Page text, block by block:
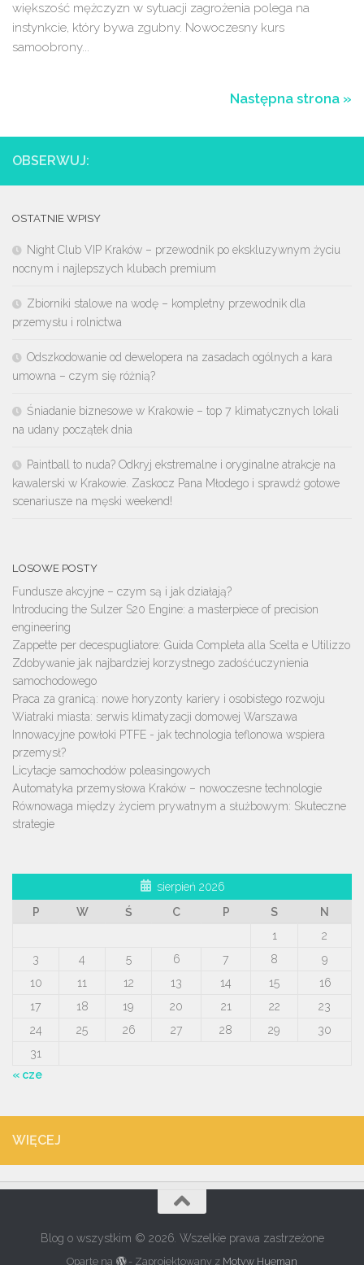
większość mężczyzn w sytuacji zagrożenia polega na
instynkcie, który bywa zgubny. Nowoczesny kurs
samoobrony...
Następna strona »
OBSERWUJ:
OSTATNIE WPISY
Night Club VIP Kraków – przewodnik po ekskluzywnym życiu
nocnym i najlepszych klubach premium
Zbiorniki stalowe na wodę – kompletny przewodnik dla
przemysłu i rolnictwa
Odszkodowanie od dewelopera na zasadach ogólnych a kara
umowna – czym się różnią?
Śniadanie biznesowe w Krakowie – top 7 klimatycznych lokali
na udany początek dnia
Paintball to nuda? Odkryj ekstremalne i oryginalne atrakcje na
kawalerski w Krakowie. Zaskocz Pana Młodego i sprawdź gotowe
scenariusze na męski weekend!
LOSOWE POSTY
Fundusze akcyjne – czym są i jak działają?
Introducing the Sulzer S20 Engine: a masterpiece of precision
engineering
Zappette per decespugliatore: Guida Completa alla Scelta e Utilizzo
Zdobywanie jak najbardziej korzystnego zadośćuczynienia
samochodowego
Praca za granicą: nowe horyzonty kariery i osobistego rozwoju
Wiatraki miasta: serwis klimatyzacji domowej Warszawa
Innowacyjne powłoki PTFE - jak technologia teflonowa wspiera
przemysł?
Licytacje samochodów poleasingowych
Automatyka przemysłowa Kraków – nowoczesne technologie
Równowaga między życiem prywatnym a służbowym: Skuteczne
strategie
sierpień 2026
P
W Ś C P S
N
1
2
3
4 5 6 7 8
9
10
11 12 13 14 15
16
17
18 19 20 21 22
23
24
25 26 27 28 29
30
31
« cze
WIĘCEJ
Blog o wszystkim © 2026. Wszelkie prawa zastrzeżone
Oparte na - Zaprojektowany z Motyw Hueman